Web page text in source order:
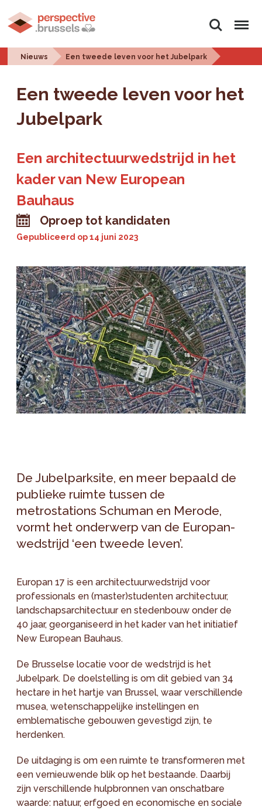
Zoeken Menu
Nieuws Een tweede leven voor het Jubelpark
Een tweede leven voor het
Jubelpark
Een architectuurwedstrijd in het
kader van New European
Bauhaus
Oproep tot kandidaten
Gepubliceerd op14 juni 2023
De Jubelparksite, en meer bepaald de
publieke ruimte tussen de
metrostations Schuman en Merode,
vormt het onderwerp van de Europan-
wedstrijd ‘een tweede leven’.
Europan 17 is een architectuurwedstrijd voor
professionals en (master)studenten architectuur,
landschapsarchitectuur en stedenbouw onder de
40 jaar, georganiseerd in het kader van het initiatief
New European Bauhaus.
De Brusselse locatie voor de wedstrijd is het
Jubelpark. De doelstelling is om dit gebied van 34
hectare in het hartje van Brussel, waar verschillende
musea, wetenschappelijke instellingen en
emblematische gebouwen gevestigd zijn, te
herdenken.
De uitdaging is om een ruimte te transformeren met
een vernieuwende blik op het bestaande. Daarbij
zijn verschillende hulpbronnen van onschatbare
waarde: natuur, erfgoed en economische en sociale